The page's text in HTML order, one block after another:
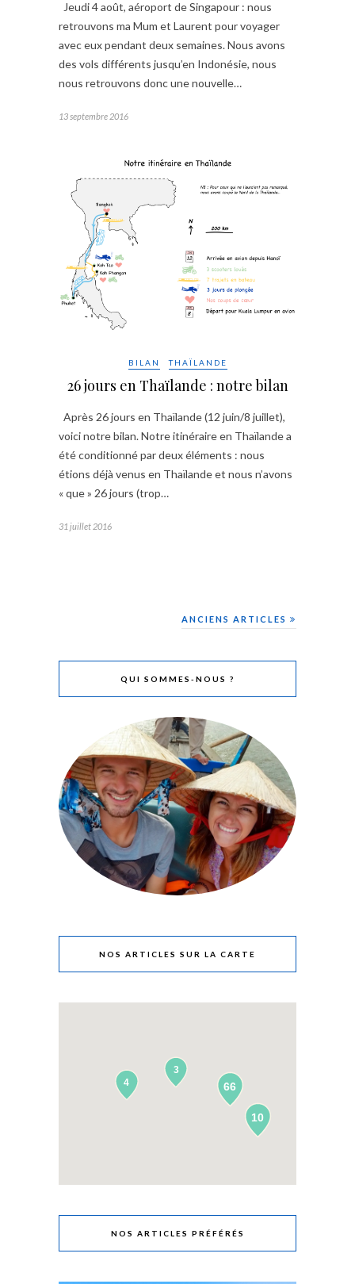
Jeudi 4 août, aéroport de Singapour : nous
retrouvons ma Mum et Laurent pour voyager
avec eux pendant deux semaines. Nous avons
des vols différents jusqu’en Indonésie, nous
nous retrouvons donc une nouvelle…
13 septembre 2016
BILAN THAÏLANDE
26 jours en Thaïlande : notre bilan
Après 26 jours en Thaïlande (12 juin/8 juillet),
voici notre bilan. Notre itinéraire en Thaïlande a
été conditionné par deux éléments : nous
étions déjà venus en Thaïlande et nous n’avons
« que » 26 jours (trop…
31 juillet 2016
ANCIENS ARTICLES
QUI SOMMES-NOUS ?
NOS ARTICLES SUR LA CARTE
3
10
66
4
NOS ARTICLES PRÉFÉRÉS